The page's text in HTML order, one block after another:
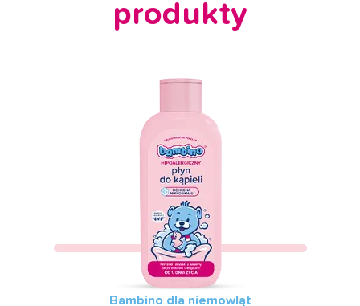
produkty
Bambino dla niemowląt